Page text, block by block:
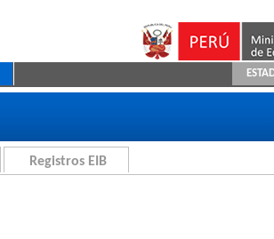
Registros EIB